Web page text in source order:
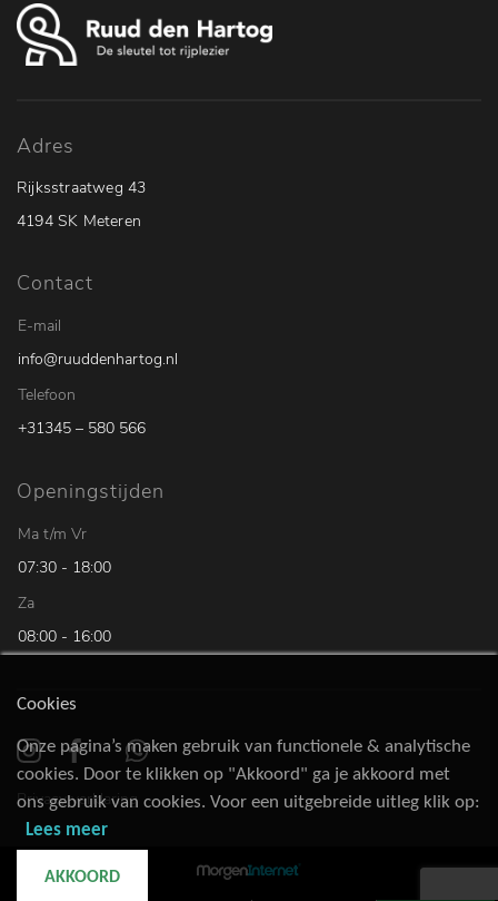
Adres
Rijksstraatweg 43
4194 SK Meteren
Contact
E-mail
info@ruuddenhartog.nl
Telefoon
+31345 – 580 566
Openingstijden
Ma t/m Vr
07:30 - 18:00
Za
08:00 - 16:00
Privacy verklaring
Cookies
Onze pagina’s maken gebruik van functionele & analytische
cookies. Door te klikken op "Akkoord" ga je akkoord met
ons gebruik van cookies. Voor een uitgebreide uitleg klik op:
Lees meer
AKKOORD